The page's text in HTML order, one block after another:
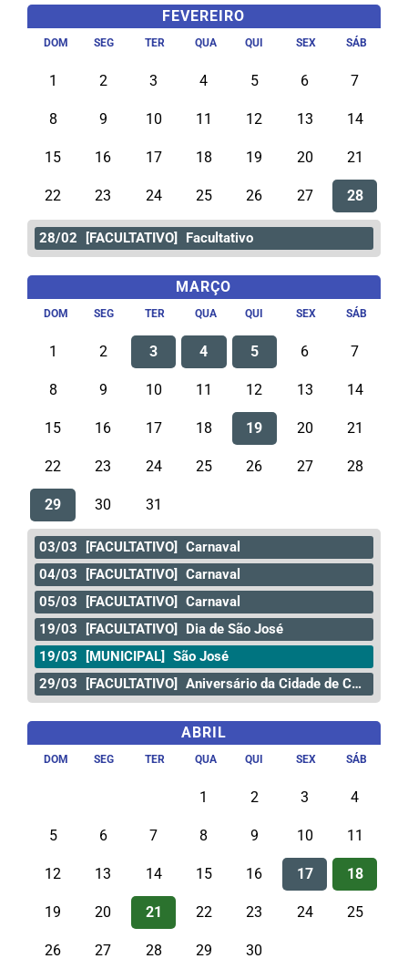
FEVEREIRO
DOM SEG TER QUA QUI SEX SÁB
1 2 3 4 5 6 7
8 9 10 11 12 13 14
15 16 17 18 19 20 21
22 23 24 25 26 27 28
28/02 [FACULTATIVO] Facultativo
MARÇO
DOM SEG TER QUA QUI SEX SÁB
1 2 3 4 5 6 7
8 9 10 11 12 13 14
15 16 17 18 19 20 21
22 23 24 25 26 27 28
29 30 31
03/03 [FACULTATIVO]
Carnaval
04/03
[FACULTATIVO]
Carnaval
05/03
[FACULTATIVO]
Carnaval
19/03
[FACULTATIVO]
Dia de São José
19/03
[MUNICIPAL]
São José
29/03
[FACULTATIVO] Aniversário da Cidade de Curitiba
ABRIL
DOM SEG TER QUA QUI SEX SÁB
1 2 3 4
5 6 7 8 9 10 11
12 13 14 15 16 17 18
19 20 21 22 23 24 25
26 27 28 29 30